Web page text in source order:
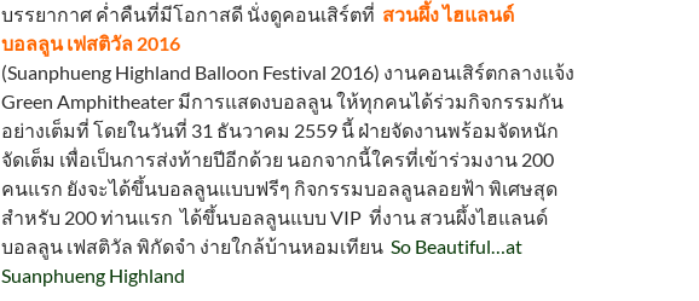
บรรยากาศ ค่ำคืนที่มีโอกาสดี นั่งดูคอนเสิร์ตที่ สวนผึ้ง ไฮแลนด์
บอลลูน เฟสติวัล 2016
(Suanphueng Highland Balloon Festival 2016) งานคอนเสิร์ตกลางแจ้ง
Green Amphitheater มีการแสดงบอลลูน ให้ทุกคนได้ร่วมกิจกรรมกัน
อย่างเต็มที่ โดยในวันที่ 31 ธันวาคม 2559 นี้ ฝ่ายจัดงานพร้อมจัดหนัก
จัดเต็ม เพื่อเป็นการส่งท้ายปีอีกด้วย นอกจากนี้ใครที่เข้าร่วมงาน 200
คนแรก ยังจะได้ขึ้นบอลลูนแบบฟรีๆ กิจกรรมบอลลูนลอยฟ้า พิเศษสุด
สำหรับ 200 ท่านแรก ได้ขึ้นบอลลูนแบบ VIP ที่งาน สวนผึ้งไฮแลนด์
บอลลูน เฟสติวัล พิกัดจำ ง่ายใกล้บ้านหอมเทียน So Beautiful…at
Suanphueng Highland